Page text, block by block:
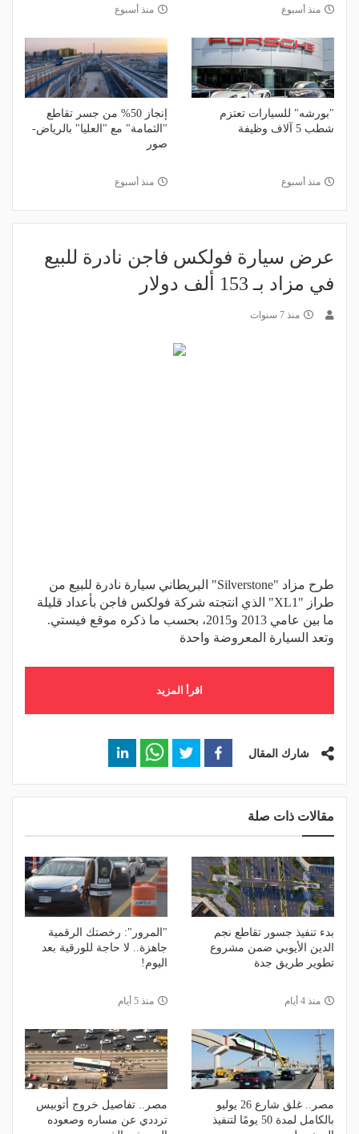
منذ أسبوع منذ أسبوع
"بورشه" للسيارات تعتزم
شطب 5 آلاف وظيفة
منذ أسبوع
إنجاز 50% من جسر تقاطع
"الثمامة" مع "العليا" بالرياض-
صور
منذ أسبوع
عرض سيارة فولكس فاجن نادرة للبيع
في مزاد بـ 153 ألف دولار
منذ 7 سنوات
طرح مزاد "Silverstone" البريطاني سيارة نادرة للبيع من
طراز "XL1" الذي انتجته شركة فولكس فاجن بأعداد قليلة
ما بين عامي 2013 و2015، بحسب ما ذكره موقع فيستي.
وتعد السيارة المعروضة واحدة
اقرأ المزيد
شارك المقال
مقالات ذات صلة
بدء تنفيذ جسور تقاطع نجم
الدين الأيوبي ضمن مشروع
تطوير طريق جدة
منذ 4 أيام
"المرور": رخصتك الرقمية
جاهزة.. لا حاجة للورقية بعد
اليوم!
منذ 5 أيام
مصر.. غلق شارع 26 يوليو
بالكامل لمدة 50 يومًا لتنفيذ
مصر.. تفاصيل خروج أتوبيس
ترددي عن مساره وصعوده